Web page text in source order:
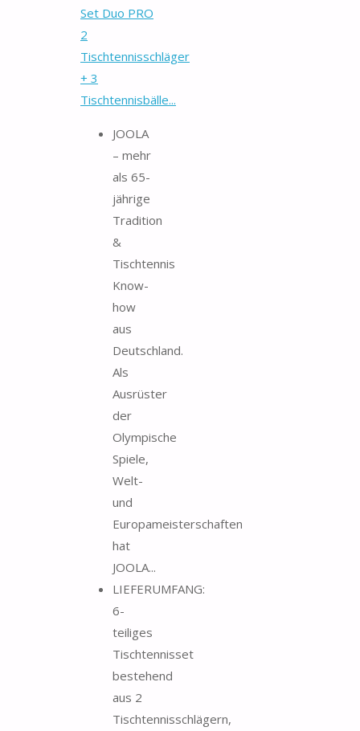
Set Duo PRO
2
Tischtennisschläger
+ 3
Tischtennisbälle...
JOOLA
– mehr
als 65-
jährige
Tradition
&
Tischtennis
Know-
how
aus
Deutschland.
Als
Ausrüster
der
Olympische
Spiele,
Welt-
und
Europameisterschaften
hat
JOOLA...
LIEFERUMFANG:
6-
teiliges
Tischtennisset
bestehend
aus 2
Tischtennisschlägern,